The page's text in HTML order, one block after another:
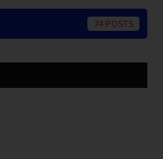
74